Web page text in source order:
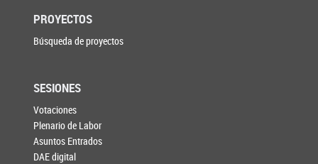
PROYECTOS
Búsqueda de proyectos
SESIONES
Votaciones
Plenario de Labor
Asuntos Entrados
DAE digital